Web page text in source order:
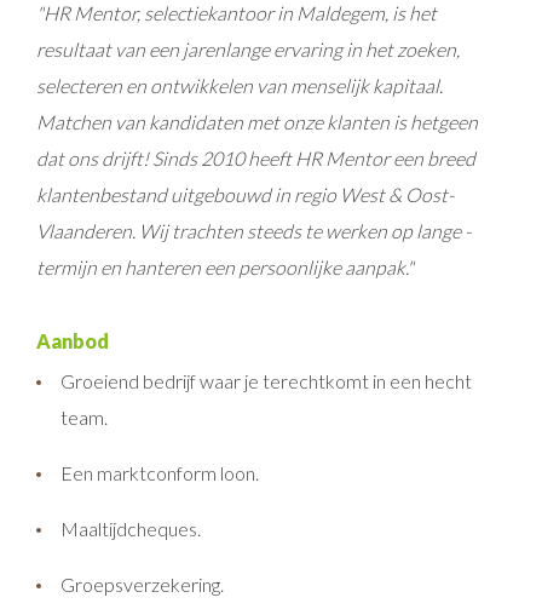
"HR Mentor, selectiekantoor in Maldegem, is het
resultaat van een jarenlange ervaring in het zoeken,
selecteren en ontwikkelen van menselijk kapitaal.
Matchen van kandidaten met onze klanten is hetgeen
dat ons drijft! Sinds 2010 heeft HR Mentor een breed
klantenbestand uitgebouwd in regio West & Oost-
Vlaanderen. Wij trachten steeds te werken op lange -
termijn en hanteren een persoonlijke aanpak."
Aanbod
Groeiend bedrijf waar je terechtkomt in een hecht
team.
Een marktconform loon.
Maaltijdcheques.
Groepsverzekering.